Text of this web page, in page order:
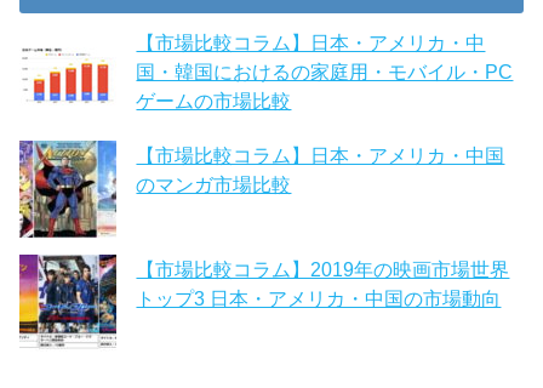
【市場比較コラム】日本・アメリカ・中
国・韓国におけるの家庭用・モバイル・PC
ゲームの市場比較
【市場比較コラム】日本・アメリカ・中国
のマンガ市場比較
【市場比較コラム】2019年の映画市場世界
トップ3 日本・アメリカ・中国の市場動向